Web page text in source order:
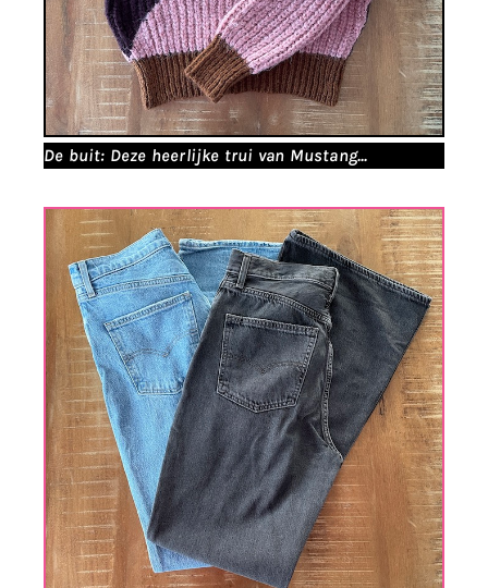
De buit: Deze heerlijke trui van Mustang...